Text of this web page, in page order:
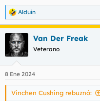
R
e
a
c
c
i
e
s
Alduin
Van Der Freak
Veterano
8 Ene 2024
Vinchen Cushing rebuznó: